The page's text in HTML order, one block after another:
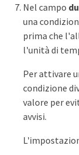
Nel campo
una
prima che
l'unità di
Per attivare
condizione
valore per
avvisi.